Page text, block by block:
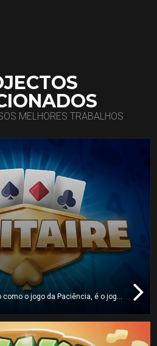
MELHORES TRABALHOS
o jogo da Paciência, é o jogo